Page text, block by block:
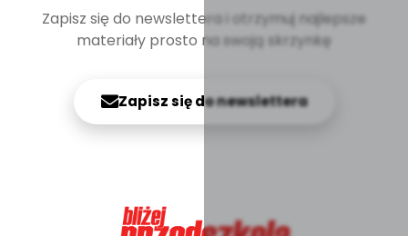
Zapisz się do newslettera i otrzymuj najlepsze
materiały prosto na swoją skrzynkę
Zapisz się do newslettera